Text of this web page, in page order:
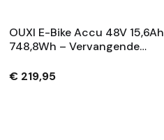
OUXI E-Bike Accu 48V 15,6Ah
748,8Wh – Vervangende
Sleutels – Zwart
€ 219,95